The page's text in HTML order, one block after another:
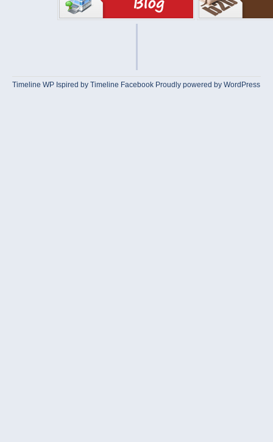
Timeline WP Ispired byTimeline Facebook Proudly powered by WordPress